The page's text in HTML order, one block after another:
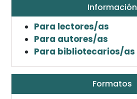
Información
Para lectores/as
Para autores/as
Para bibliotecarios/as
Formatos